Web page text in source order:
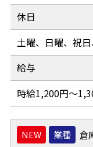
休日
土曜、日曜、祝
給与
時給1,200円～
業種 倉